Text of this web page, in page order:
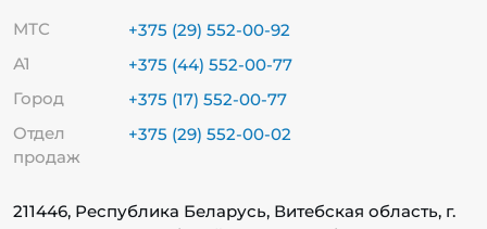
МТС
+375 (29) 552-00-92
А1
+375 (44) 552-00-77
Город
+375 (17) 552-00-77
Отдел
продаж
+375 (29) 552-00-02
211446, Республика Беларусь, Витебская область, г.